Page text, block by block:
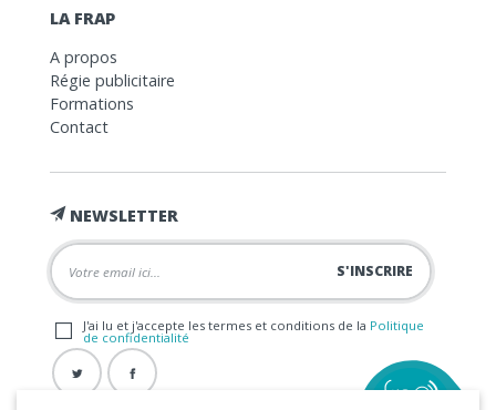
LA FRAP
A propos
Régie publicitaire
Formations
Contact
NEWSLETTER
J'ai lu et j'accepte les termes et conditions de la Politique
de confidentialité